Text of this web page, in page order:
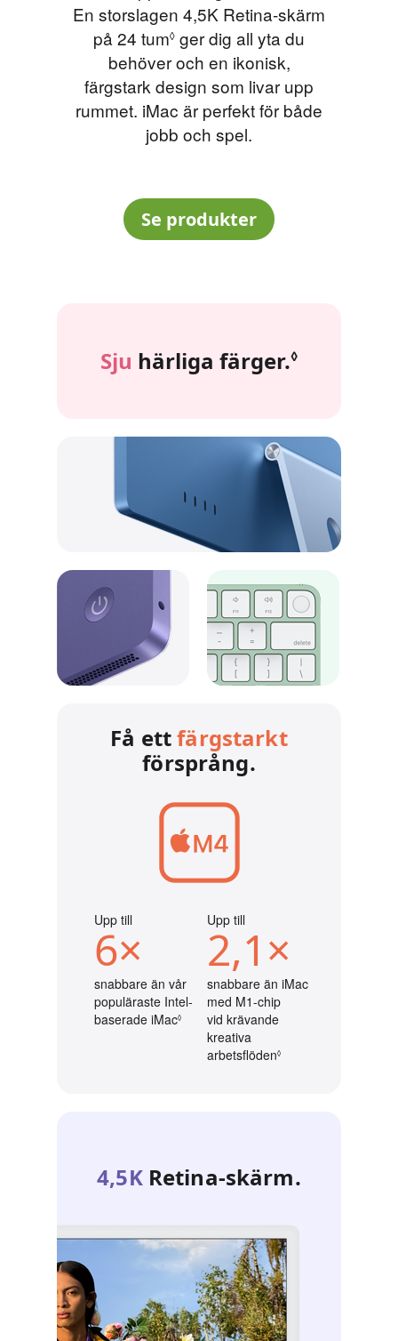
En storslagen 4,5K Retina‑skärm
på 24 tum◊ Se de särskilda villkoren
ger dig all yta du
behöver och en ikonisk,
färgstark design som livar upp
rummet. iMac är perfekt för både
jobb och spel.
Se produkter
Sju härliga färger.◊
Få ettfärgstarkt
försprång.
Upp till
6×
snabbare än vår
populäraste Intel-
baserade iMac◊ Se de särskilda villkoren
Upp till
2,1×
snabbare än iMac
med M1-chip
vid krävande
kreativa
arbetsflöden◊
4,5KRetina-skärm.